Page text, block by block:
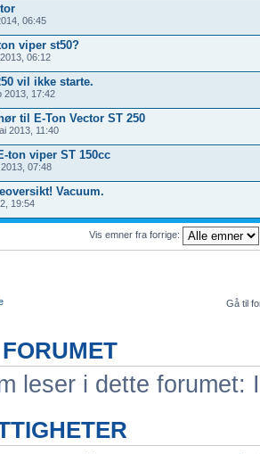
06:45
viper st50?
06:12
vil ikke starte.
2013, 17:42
til E-Ton Vector ST 250
2013, 11:40
ton viper ST 150cc
07:48
Vacuum.
19:54
Vis emner fra forrige:
Gå til
leser i dette